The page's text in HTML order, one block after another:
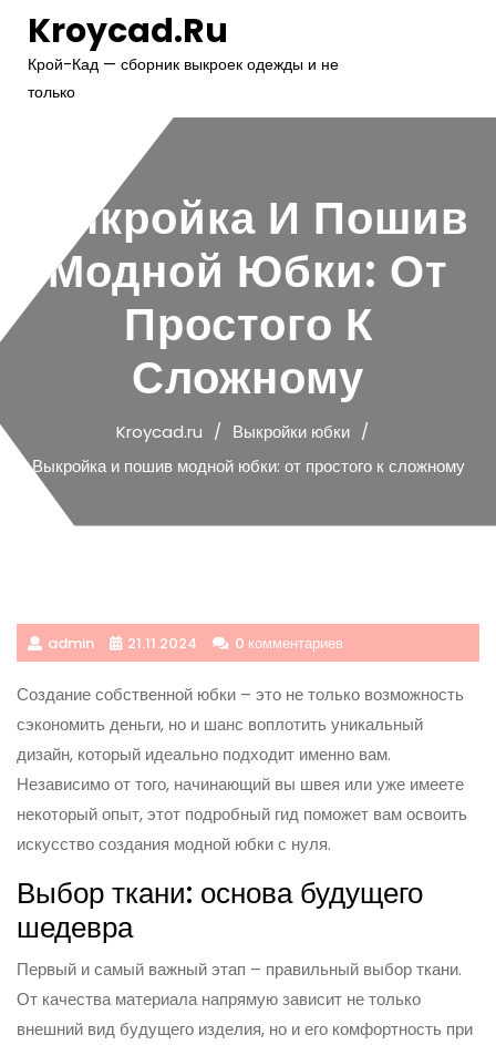
содержимому
Kroycad.ru
Крой-Кад — сборник выкроек одежды и не
только
Выкройка И Пошив
Модной Юбки: От
Простого К
Сложному
Kroycad.ru
Выкройки юбки
Выкройка и пошив модной юбки: от простого к сложному
admin 21.11.2024 0 комментариев
Создание собственной юбки – это не только возможность
сэкономить деньги, но и шанс воплотить уникальный
дизайн, который идеально подходит именно вам.
Независимо от того, начинающий вы швея или уже имеете
некоторый опыт, этот подробный гид поможет вам освоить
искусство создания модной юбки с нуля.
Выбор ткани: основа будущего
шедевра
Первый и самый важный этап – правильный выбор ткани.
От качества материала напрямую зависит не только
внешний вид будущего изделия, но и его комфортность при